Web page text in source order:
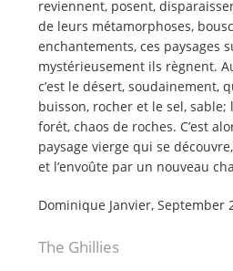
reviennent, posent,
de leurs métamorphoses,
enchantements, ces paysages
mystérieusement ils règnent.
c’est le désert, soudainement,
buisson, rocher et le sel, sable;
forét, chaos de roches. C’est
paysage vierge qui se
et l’envoûte par un nouveau
Dominique Janvier, September
The Ghillies